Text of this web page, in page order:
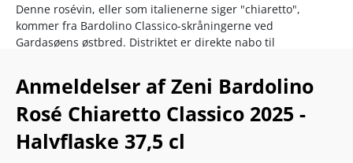
Denne rosévin, eller som italienerne siger "chiaretto",
kommer fra Bardolino Classico-skråningerne ved
Gardasøens østbred. Distriktet er direkte nabo til
med ganelæskende frugtfriskhed og vibrerende
citrusmineralitet… Salute!
Nyd den som aperitif eller til fisk- og skaldyr, tapas, sushi,
risotto, salater, pasta eller pizza. Servér ved 6-10°C.
Anmeldelser af Zeni Bardolino
Rosé Chiaretto Classico 2025 -
Halvflaske 37,5 cl